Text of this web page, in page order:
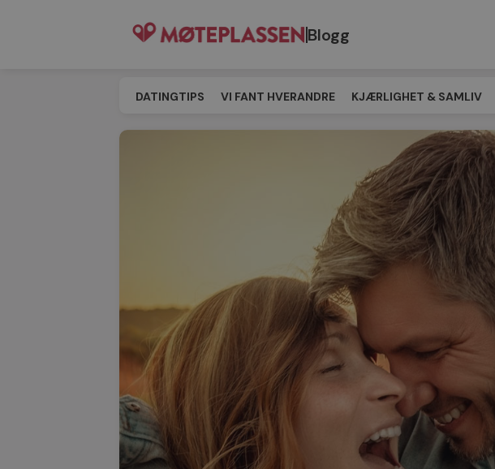
Blogg
DATINGTIPS VI FANT HVERANDRE KJÆRLIGHET & SAMLIV
SINGELEVENT MATCHING TIL MØTEPLASSEN